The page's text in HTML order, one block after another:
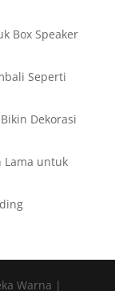
Box Speaker
Seperti
Dekorasi
Lama untuk
Warna |